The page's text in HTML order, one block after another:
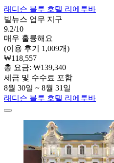
래디슨 블루 호텔 리에투바
빌뉴스 업무 지구
9.2/10
매우 훌륭해요
(이용 후기 1,009개)
₩118,557
총 요금: ₩139,340
세금 및 수수료 포함
8월 30일 ~ 8월 31일
래디슨 블루 호텔 리에투바